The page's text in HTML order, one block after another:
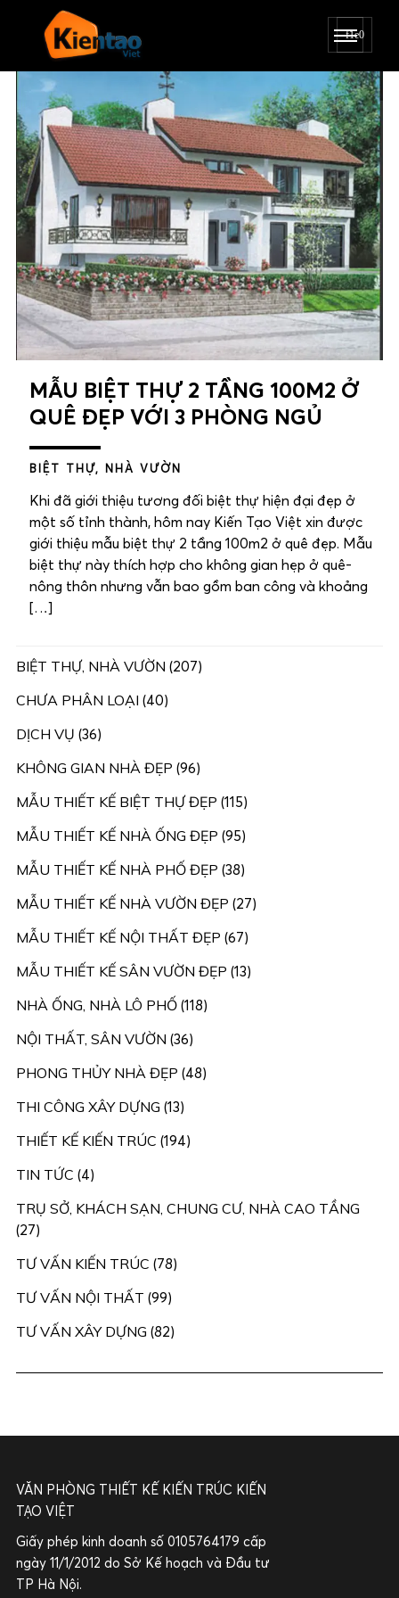
MẪU BIỆT THỰ 2 TẦNG 100M2 Ở
QUÊ ĐẸP VỚI 3 PHÒNG NGỦ
BIỆT THỰ, NHÀ VƯỜN
Khi đã giới thiệu tương đối biệt thự hiện đại đẹp ở
một số tỉnh thành, hôm nay Kiến Tạo Việt xin được
giới thiệu mẫu biệt thự 2 tầng 100m2 ở quê đẹp. Mẫu
biệt thự này thích hợp cho không gian hẹp ở quê-
nông thôn nhưng vẫn bao gồm ban công và khoảng
[…]
BIỆT THỰ, NHÀ VƯỜN (207)
CHƯA PHÂN LOẠI (40)
DỊCH VỤ (36)
KHÔNG GIAN NHÀ ĐẸP (96)
MẪU THIẾT KẾ BIỆT THỰ ĐẸP (115)
MẪU THIẾT KẾ NHÀ ỐNG ĐẸP (95)
MẪU THIẾT KẾ NHÀ PHỐ ĐẸP (38)
MẪU THIẾT KẾ NHÀ VƯỜN ĐẸP (27)
MẪU THIẾT KẾ NỘI THẤT ĐẸP (67)
MẪU THIẾT KẾ SÂN VƯỜN ĐẸP (13)
NHÀ ỐNG, NHÀ LÔ PHỐ(118)
NỘI THẤT, SÂN VƯỜN (36)
PHONG THỦY NHÀ ĐẸP (48)
THI CÔNG XÂY DỰNG (13)
THIẾT KẾ KIẾN TRÚC (194)
TIN TỨC (4)
TRỤ SỞ, KHÁCH SẠN, CHUNG CƯ, NHÀ CAO TẦNG
(27)
TƯ VẤN KIẾN TRÚC (78)
TƯ VẤN NỘI THẤT (99)
TƯ VẤN XÂY DỰNG (82)
VĂN PHÒNG THIẾT KẾ KIẾN TRÚC KIẾN
TẠO VIỆT
Giấy phép kinh doanh số 0105764179 cấp
ngày 11/1/2012 do Sở Kế hoạch và Đầu tư
TP Hà Nội.